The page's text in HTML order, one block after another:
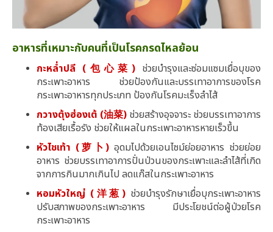
อาหารที่เหมาะกับคนที่เป็นโรคกรดไหลย้อน
กะหล่ำปลี (包心菜) ช่วยบำรุงและซ่อมแซมเยื่อบุของ
กระเพาะอาหาร ช่วยป้องกันและบรรเทาอาการของโรค
กระเพาะอาหารทุกประเภท ป้องกันโรคมะเร็งลำไส้
กวางตุ้งฮ่องเต้ (油菜) ช่วยสร้างอุจจาระ ช่วยบรรเทาอาการ
ท้องเสียเรื้อรัง ช่วยให้แผลในกระเพาะอาหารหายเร็วขึ้น
หัวไชเท้า (萝卜)อุดมไปด้วยเอนไซม์ย่อยอาหาร ช่วยย่อย
อาหาร ช่วยบรรเทาอาการปั่นป่วนของกระเพาะและลำไส้ที่เกิด
จากการกินมากเกินไป ลดแก๊สในกระเพาะอาหาร
หอมหัวใหญ่ (洋葱)ช่วยบำรุงรักษาเยื่อบุกระเพาะอาหาร
ปรับสภาพของกระเพาะอาหาร มีประโยชน์ต่อผู้ป่วยโรค
กระเพาะอาหาร